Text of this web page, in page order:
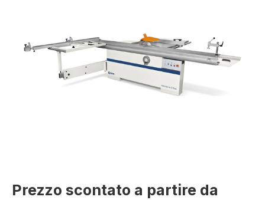
Prezzo scontato a partire da